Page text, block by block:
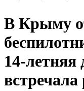
В Крыму
14-летняя